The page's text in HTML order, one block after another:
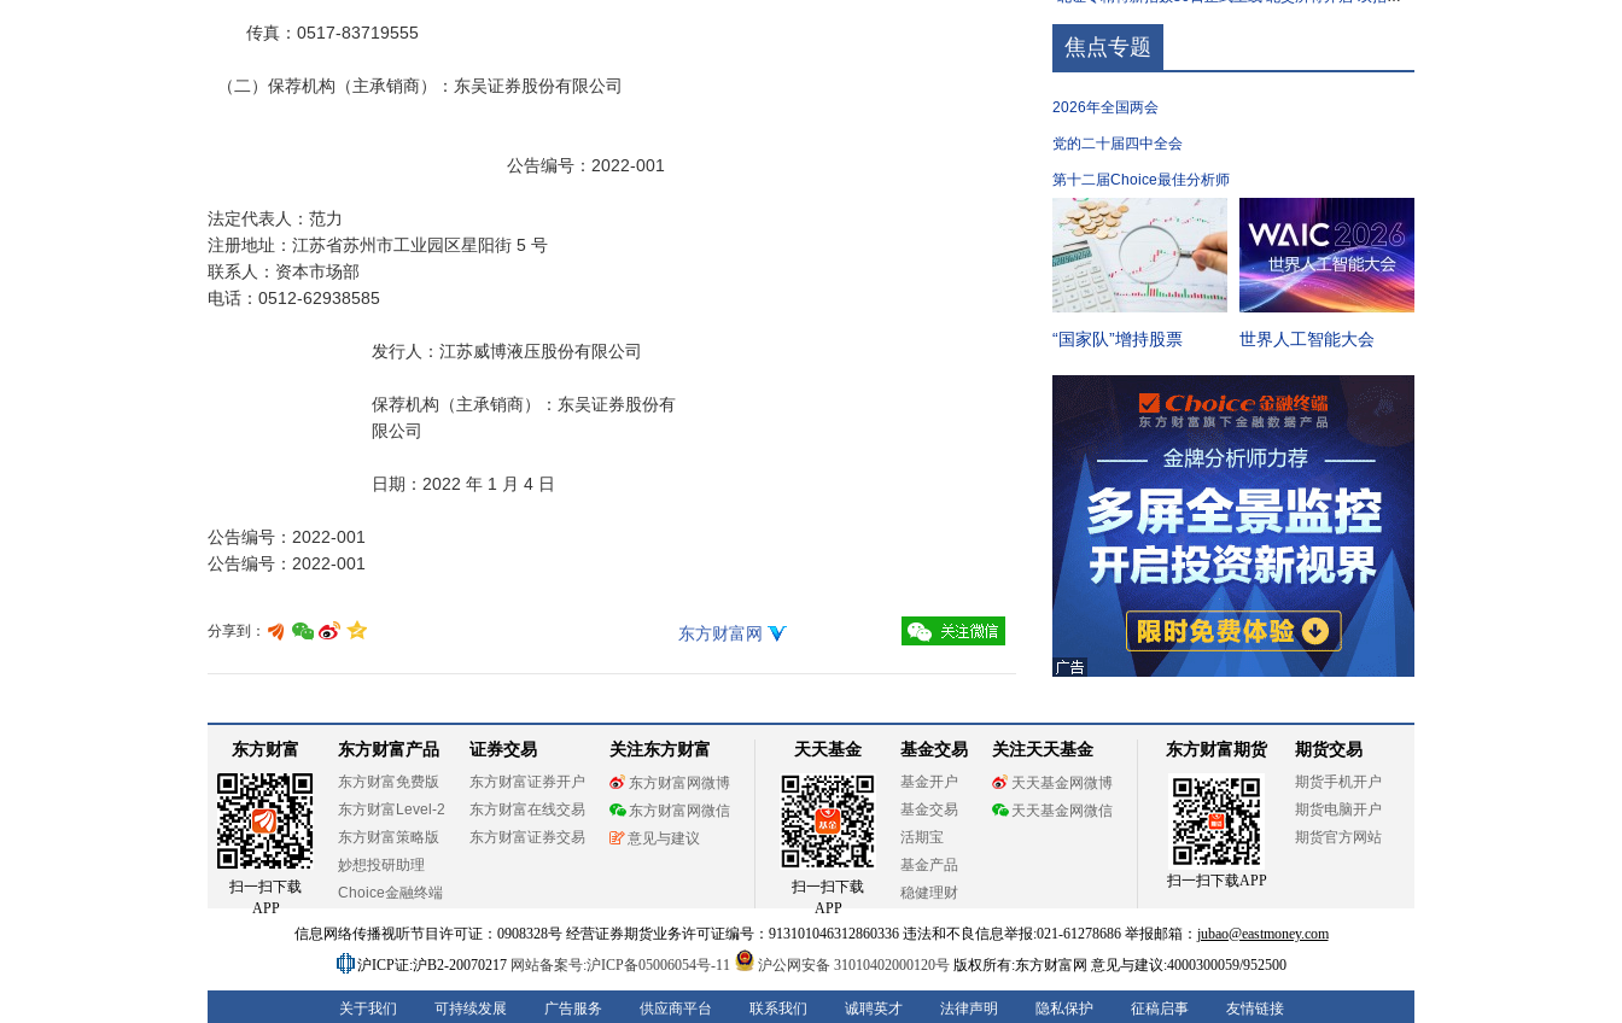
法定代表人：范力
注册地址：江苏省苏州市工业园区星阳街 5 号
联系人：资本市场部
电话：0512-62938585
公告编号：2022-001
分享到： 东方财富网
焦点专题
2026年全国两会
党的二十届四中全会
第十二届Choice最佳分析师
“国家队”增持股票 世界人工智能大会
东方财富
扫一扫下载
APP
东方财富产品
东方财富免费版
东方财富Level-2
东方财富策略版
妙想投研助理
Choice金融终端
证券交易
东方财富证券开户
东方财富在线交易
东方财富证券交易
关注东方财富
东方财富网微博
东方财富网微信
意见与建议
天天基金
扫一扫下载
APP
基金交易
基金开户
基金交易
活期宝
基金产品
稳健理财
关注天天基金
天天基金网微博
天天基金网微信
东方财富期货
扫一扫下载APP
期货交易
期货手机开户
期货电脑开户
期货官方网站
信息网络传播视听节目许可证：0908328号 经营证券期货业务许可证编号：913101046312860336 违法和不良信息举报:021-61278686 举报邮箱： jubao@eastmoney.com
沪ICP证:沪B2-20070217 网站备案号:沪ICP备05006054号-11 沪公网安备 31010402000120号版权所有:东方财富网 意见与建议:4000300059/952500
关于我们 可持续发展 广告服务 供应商平台 联系我们 诚聘英才 法律声明 隐私保护 征稿启事 友情链接